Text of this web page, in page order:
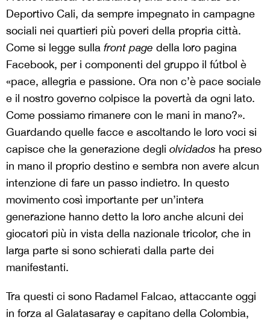
Deportivo Cali, da sempre impegnato in campagne
sociali nei quartieri più poveri della propria città.
Come si legge sulla front page della loro pagina
Facebook, per i componenti del gruppo il fútbol è
«pace, allegria e passione. Ora non c’è pace sociale
e il nostro governo colpisce la povertà da ogni lato.
Come possiamo rimanere con le mani in mano?».
Guardando quelle facce e ascoltando le loro voci si
capisce che la generazione degli olvidados ha preso
in mano il proprio destino e sembra non avere alcun
intenzione di fare un passo indietro. In questo
movimento così importante per un’intera
generazione hanno detto la loro anche alcuni dei
giocatori più in vista della nazionale tricolor, che in
larga parte si sono schierati dalla parte dei
manifestanti.
Tra questi ci sono Radamel Falcao, attaccante oggi
in forza al Galatasaray e capitano della Colombia,